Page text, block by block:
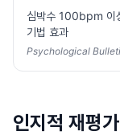
심박수 100bpm 이
기법 효과
Psychological
인지적 재평